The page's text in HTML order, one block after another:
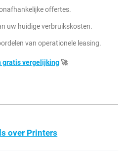
offertes.
uw huidige verbruikskosten.
van operationele leasing.
gratis vergelijking🚀
over Printers